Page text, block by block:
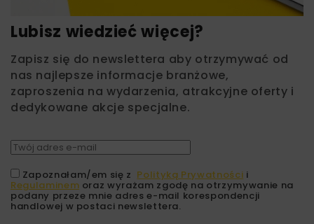
Lubisz wiedzieć więcej?
Zapisz się do newslettera aby otrzymywać od
nas najlepsze informacje branżowe,
zaproszenia na wydarzenia, atrakcyjne oferty i
dedykowane akcje specjalne.
Zapoznałam/em się z Polityką Prywatności i
Regulaminem oraz wyrażam zgodę na otrzymywanie na
podany przeze mnie adres e-mail korespondencji
handlowej w postaci newslettera.